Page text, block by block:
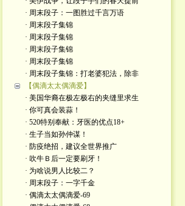
· 周末段子：一图胜过千言万语
· 周末段子集锦
· 周末段子集锦
· 周末段子集锦
· 周末段子集锦
· 周末段子集锦：打老婆犯法，除非
【偶滴太太偶滴爱】
· 美国华裔在极左极右的夹缝里求生
· 你可真会装蒜！
· 520特别奉献：牙医的优点18+
· 生子当如孙仲谋！
· 防疫绝招，建议全世界推广
· 吹牛Ｂ后一定要刷牙！
· 为啥说男人比较二？
· 周末段子：一字千金
· 偶滴太太偶滴爱-69